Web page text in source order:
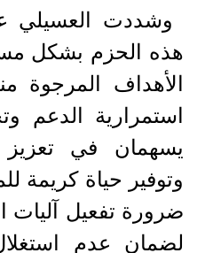
وشددت العسيلي
هذه الحزم بشكل
الأهداف المرجوة
استمرارية الدعم
يسهمان في تعزيز
وتوفير حياة كريمة
ضرورة تفعيل آليات
لضمان عدم